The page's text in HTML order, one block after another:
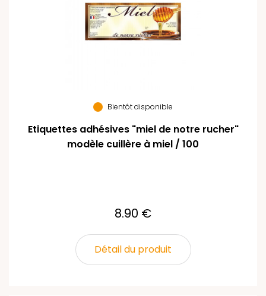
Bientôt disponible
Etiquettes adhésives "miel de notre rucher"
modèle cuillère à miel / 100
8.90 €
Détail du produit